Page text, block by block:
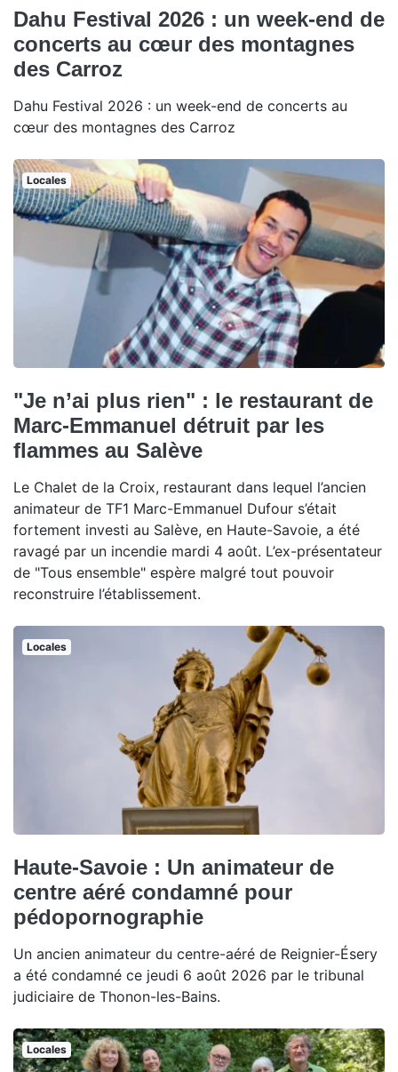
Dahu Festival 2026 : un week-end de
concerts au cœur des montagnes
des Carroz
Dahu Festival 2026 : un week-end de concerts au
cœur des montagnes des Carroz
Locales
"Je n’ai plus rien" : le restaurant de
Marc-Emmanuel détruit par les
flammes au Salève
Le Chalet de la Croix, restaurant dans lequel l’ancien
animateur de TF1 Marc-Emmanuel Dufour s’était
fortement investi au Salève, en Haute-Savoie, a été
ravagé par un incendie mardi 4 août. L’ex-présentateur
de "Tous ensemble" espère malgré tout pouvoir
reconstruire l’établissement.
Locales
Haute-Savoie : Un animateur de
centre aéré condamné pour
pédopornographie
Un ancien animateur du centre-aéré de Reignier-Ésery
a été condamné ce jeudi 6 août 2026 par le tribunal
judiciaire de Thonon-les-Bains.
Locales